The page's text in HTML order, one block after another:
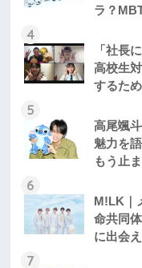
ラ？
「社長
高校生
するた
高尾颯
魅力を
もう止
M!LK｜
命共同
に出会